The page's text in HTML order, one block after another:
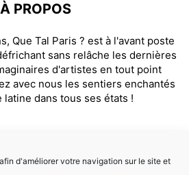
À PROPOS
Que Tal Paris ? est à l'avant poste
sans relâche les dernières
d'artistes en tout point
avec nous les sentiers enchantés
latine dans tous ses états !
d'améliorer votre navigation sur le site et